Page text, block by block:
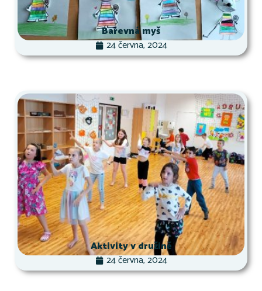
Barevná myš
24 června, 2024
Aktivity v družině
24 června, 2024